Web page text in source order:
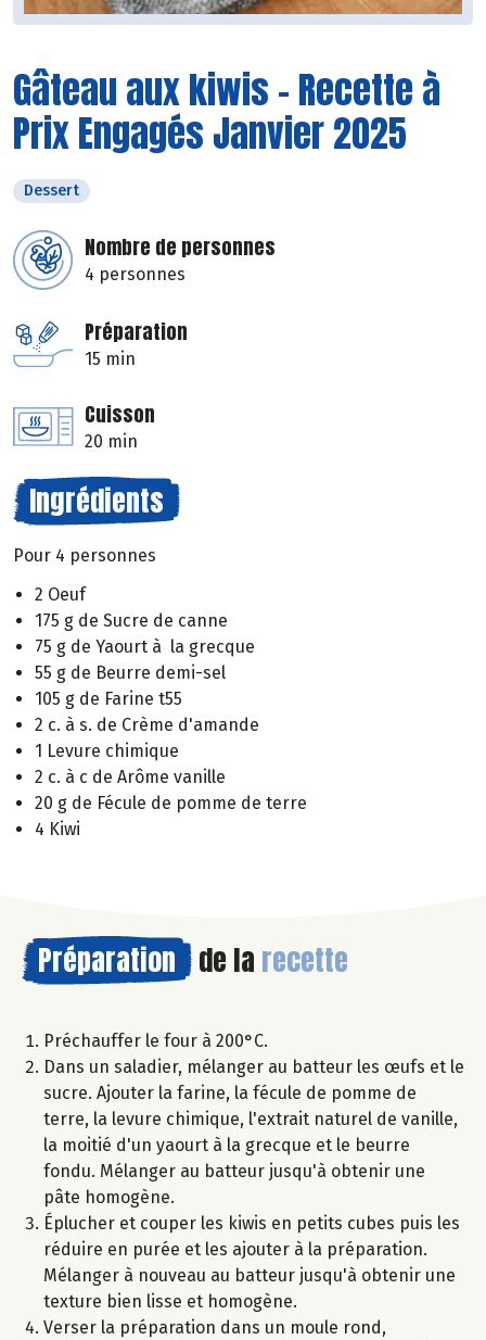
Gâteau aux kiwis - Recette à
Prix Engagés Janvier 2025
Dessert
Nombre de personnes
4 personnes
Préparation
15 min
Cuisson
20 min
Ingrédients
Pour 4 personnes
2 Oeuf
175 g de Sucre de canne
75 g de Yaourt à la grecque
55 g de Beurre demi-sel
105 g de Farine t55
2 c. à s. de Crème d'amande
1 Levure chimique
2 c. à c de Arôme vanille
20 g de Fécule de pomme de terre
4 Kiwi
Préparation de la recette
Préchauffer le four à 200°C.
Dans un saladier, mélanger au batteur les œufs et le
sucre. Ajouter la farine, la fécule de pomme de
terre, la levure chimique, l'extrait naturel de vanille,
la moitié d'un yaourt à la grecque et le beurre
fondu. Mélanger au batteur jusqu'à obtenir une
pâte homogène.
Éplucher et couper les kiwis en petits cubes puis les
réduire en purée et les ajouter à la préparation.
Mélanger à nouveau au batteur jusqu'à obtenir une
texture bien lisse et homogène.
Verser la préparation dans un moule rond,